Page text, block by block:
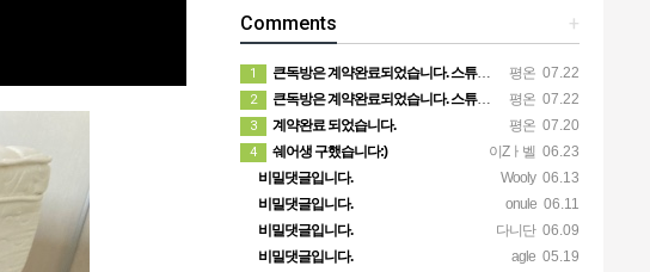
+
Comments
평온 07.22
1
큰독방은 계약완료되었습니다. 스튜디오같은 가장큰방을 2인동시 또는 혼자서 큰독방으로도 즉시입주 가능합니다.
평온 07.22
2
큰독방은 계약완료되었습니다. 스튜디오같은 가장큰방을 2인동시 또는 혼자서 큰독방으로도 즉시입주 가능합니다.
평온 07.20
3
계약완료 되었습니다.
이Zㅏ벨 06.23
4
쉐어생 구했습니다:)
Wooly 06.13
비밀댓글입니다.
onule 06.11
비밀댓글입니다.
다니단 06.09
비밀댓글입니다.
agle 05.19
비밀댓글입니다.